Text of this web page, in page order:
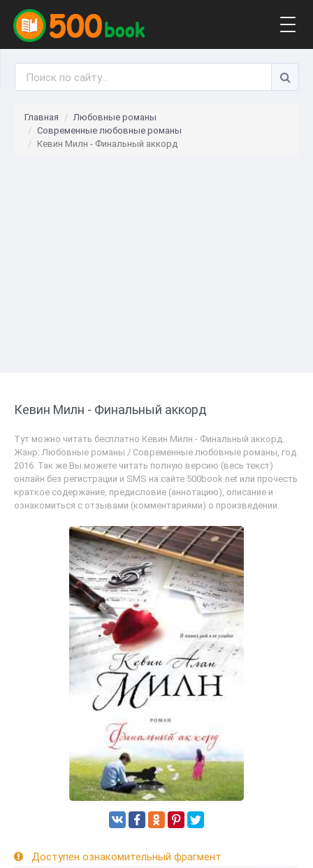
Главная
Любовные романы
Современные любовные романы
Кевин Милн - Финальный аккорд
Кевин Милн - Финальный аккорд
Тут можно читать бесплатно Кевин Милн - Финальный аккорд.
Жанр: Любовные романы / Современные любовные романы, год
2016. Так же Вы можете читать полную версию (весь текст)
онлайн без регистрации и SMS на сайте 500book.net или прочесть
краткое содержание, предисловие (аннотацию), описание и
ознакомиться с отзывами (комментариями) о произведении.
Доступен ознакомительный фрагмент